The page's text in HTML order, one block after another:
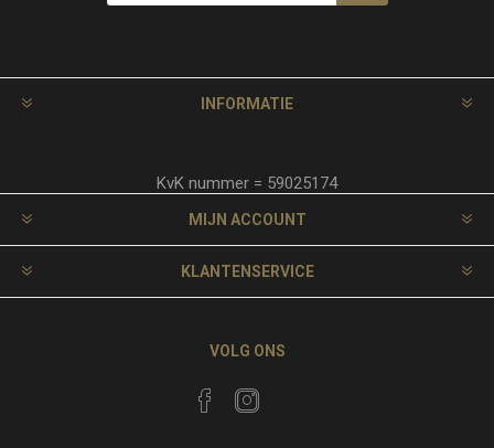
INFORMATIE
KvK nummer = 59025174
MIJN ACCOUNT
KLANTENSERVICE
VOLG ONS